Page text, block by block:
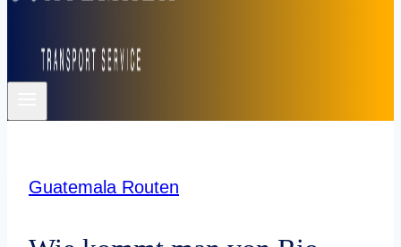
Guatemala Routen